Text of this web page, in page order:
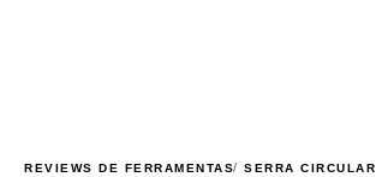
REVIEWS DE FERRAMENTAS SERRA CIRCULAR